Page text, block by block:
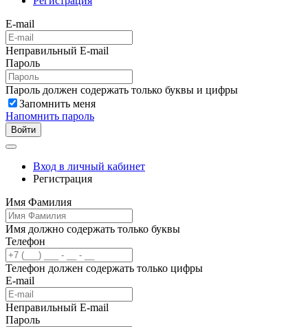
E-mail
Неправильный E-mail
Пароль
Пароль должен содержать только буквы и цифры
Запомнить меня
Напомнить пароль
Войти
Вход в личный кабинет
Регистрация
Имя Фамилия
Имя должно содержать только буквы
Телефон
Телефон должен содержать только цифры
E-mail
Неправильный E-mail
Пароль